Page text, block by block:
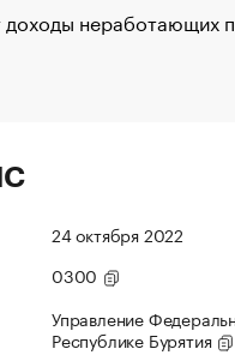
доходы неработающих
24 октября 2022
0300
Управление
Республике Бурятия